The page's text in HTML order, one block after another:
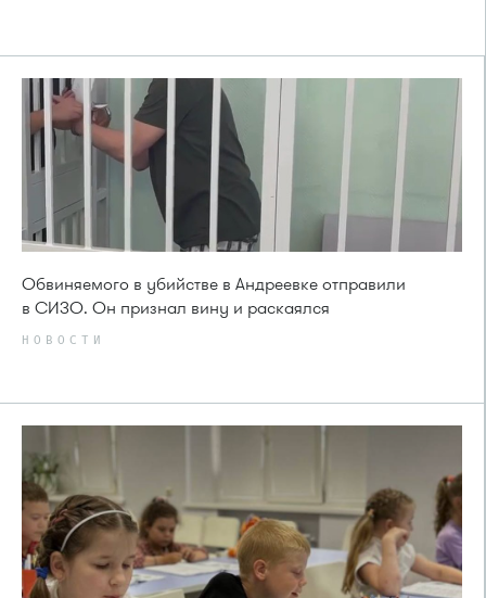
Обвиняемого в убийстве в Андреевке отправили
в СИЗО. Он признал вину и раскаялся
НОВОСТИ